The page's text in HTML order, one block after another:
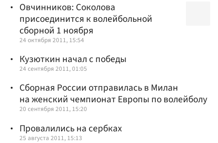
Овчинников: Соколова
присоединится к волейбольной
сборной 1 ноября
24 октября 2011, 15:54
Кузюткин начал с победы
24 сентября 2011, 01:05
Сборная России отправилась в Милан
на женский чемпионат Европы по волейболу
20 сентября 2011, 15:20
Провалились на сербках
25 августа 2011, 15:13